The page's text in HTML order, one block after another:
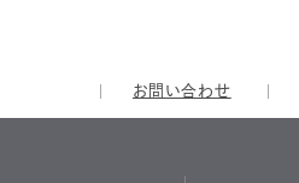
お問い合わせ